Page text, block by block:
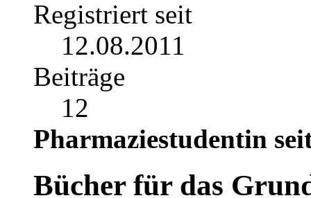
Artikel anzeigen
Neuer Benutzer
Registriert seit